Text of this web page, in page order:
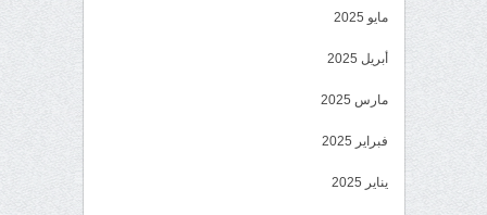
مايو 2025
أبريل 2025
مارس 2025
فبراير 2025
يناير 2025